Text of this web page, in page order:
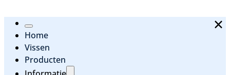
Home
Vissen
Producten